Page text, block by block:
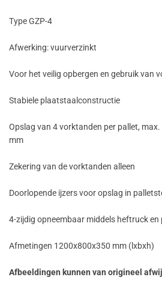
Type GZP-4
Afwerking: vuurverzinkt
Voor het veilig opbergen en gebruik van
Stabiele plaatstaalconstructie
Opslag van 4 vorktanden per pallet,
mm
Zekering van de vorktanden alleen
Doorlopende ijzers voor opslag in
4-zijdig opneembaar middels heftruck en
Afmetingen 1200x800x350 mm (lxbxh)
Afbeeldingen kunnen van origineel